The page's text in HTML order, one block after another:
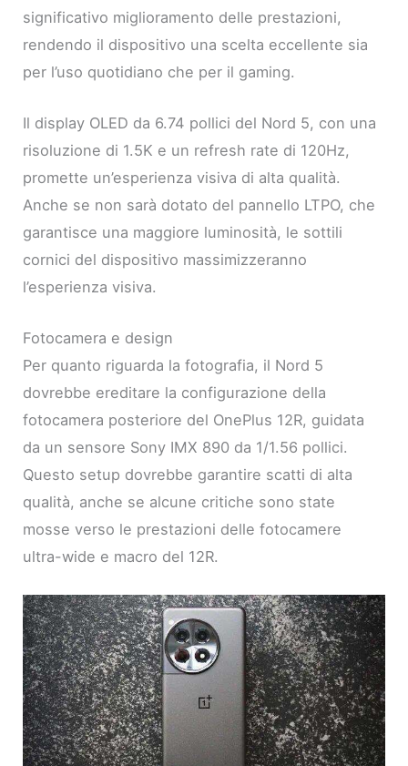
significativo miglioramento delle prestazioni,
rendendo il dispositivo una scelta eccellente sia
per l’uso quotidiano che per il gaming.
Il display OLED da 6.74 pollici del Nord 5, con una
risoluzione di 1.5K e un refresh rate di 120Hz,
promette un’esperienza visiva di alta qualità.
Anche se non sarà dotato del pannello LTPO, che
garantisce una maggiore luminosità, le sottili
cornici del dispositivo massimizzeranno
l’esperienza visiva.
Fotocamera e design
Per quanto riguarda la fotografia, il Nord 5
dovrebbe ereditare la configurazione della
fotocamera posteriore del OnePlus 12R, guidata
da un sensore Sony IMX 890 da 1/1.56 pollici.
Questo setup dovrebbe garantire scatti di alta
qualità, anche se alcune critiche sono state
mosse verso le prestazioni delle fotocamere
ultra-wide e macro del 12R.